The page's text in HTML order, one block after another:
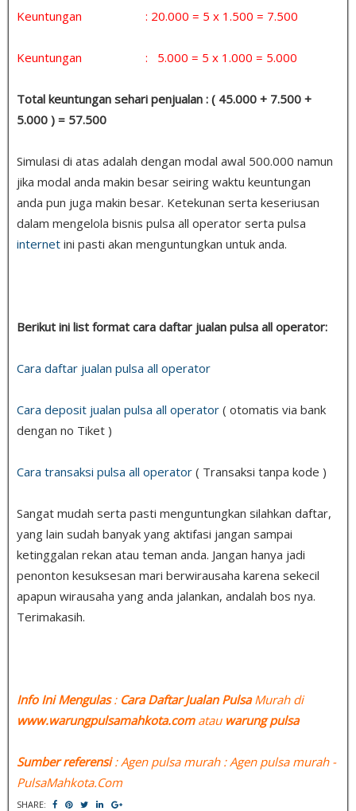
Keuntungan : 20.000 = 5 x 1.500 = 7.500
Keuntungan : 5.000 = 5 x 1.000 = 5.000
Total keuntungan sehari penjualan : ( 45.000 + 7.500 +
5.000 ) = 57.500
Simulasi di atas adalah dengan modal awal 500.000 namun
jika modal anda makin besar seiring waktu keuntungan
anda pun juga makin besar. Ketekunan serta keseriusan
dalam mengelola bisnis pulsa all operator serta pulsa
internet ini pasti akan menguntungkan untuk anda.
Berikut ini list format cara daftar jualan pulsa all operator:
Cara daftar jualan pulsa all operator
Cara deposit jualan pulsa all operator ( otomatis via bank
dengan no Tiket )
Cara transaksi pulsa all operator ( Transaksi tanpa kode )
Sangat mudah serta pasti menguntungkan silahkan daftar,
yang lain sudah banyak yang aktifasi jangan sampai
ketinggalan rekan atau teman anda. Jangan hanya jadi
penonton kesuksesan mari berwirausaha karena sekecil
apapun wirausaha yang anda jalankan, andalah bos nya.
Terimakasih.
Info Ini Mengulas: Cara Daftar Jualan PulsaMurah di
www.warungpulsamahkota.comatau warung pulsa
Sumber referensi: Agen pulsa murah : Agen pulsa murah -
PulsaMahkota.Com
SHARE: